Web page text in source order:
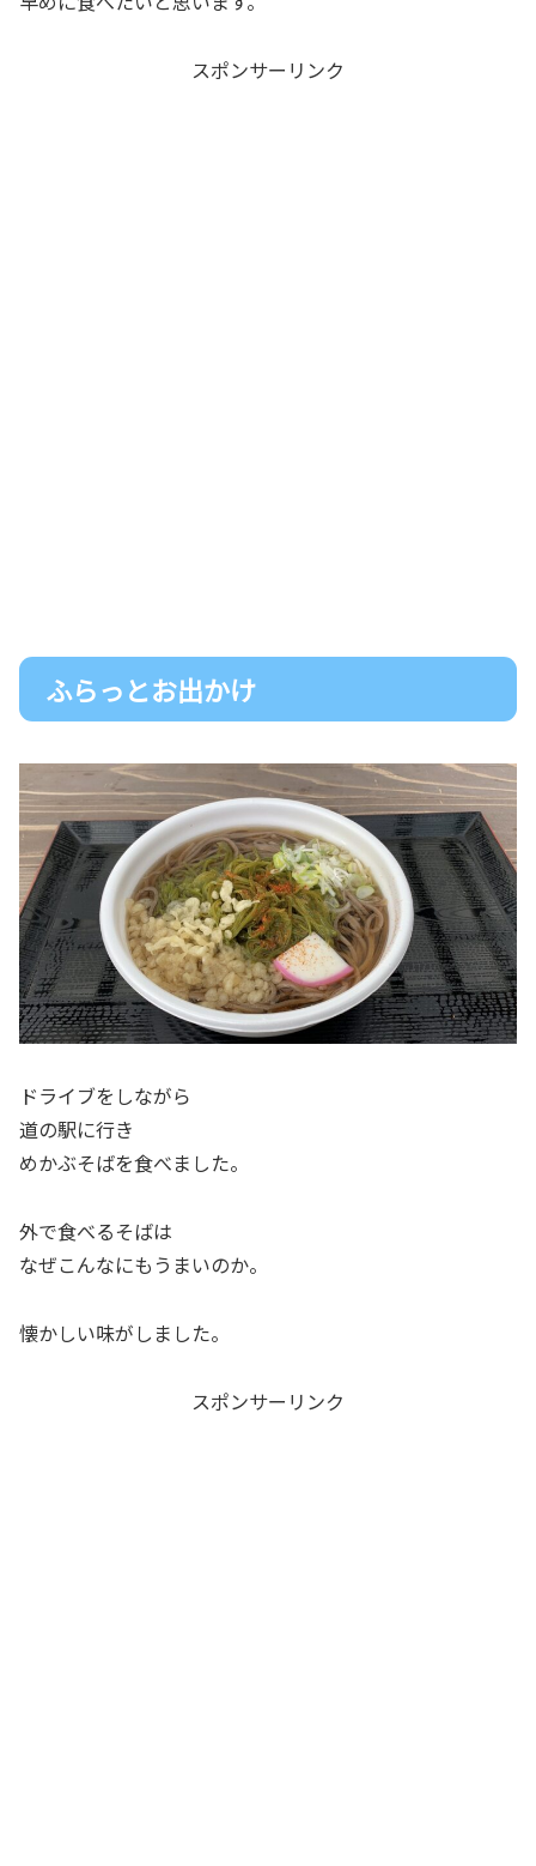
スポンサーリンク
ふらっとお出かけ
ドライブをしながら
道の駅に行き
めかぶそばを食べました。
外で食べるそばは
なぜこんなにもうまいのか。
懐かしい味がしました。
スポンサーリンク